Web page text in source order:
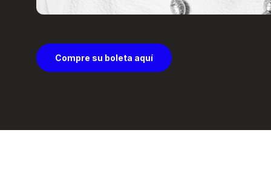
Compre su boleta aquí